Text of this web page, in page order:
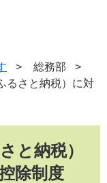
> 総務部
>
るさと納税）に対
と納税）
除制度